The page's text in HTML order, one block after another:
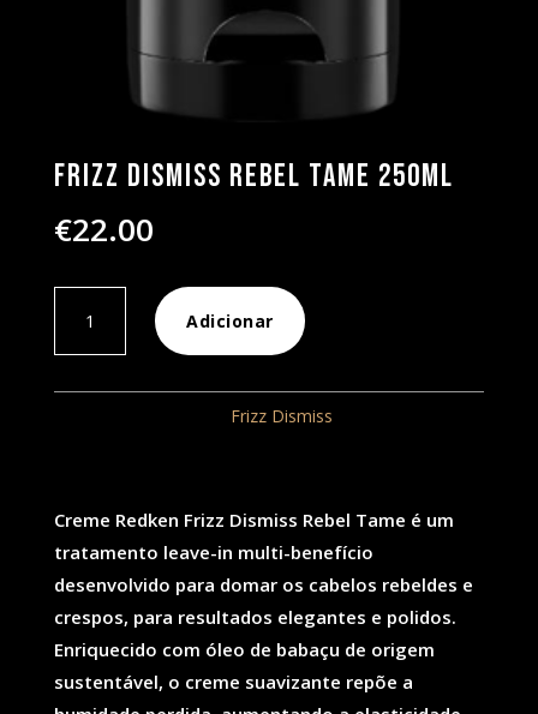
Frizz Dismiss Rebel Tame 250ml
€22.00
Dismiss
Adicionar
Frizz Dismiss
Creme Redken Frizz Dismiss Rebel Tame é um
tratamento leave-in multi-benefício
desenvolvido para domar os cabelos rebeldes e
crespos, para resultados elegantes e polidos.
Enriquecido com óleo de babaçu de origem
sustentável, o creme suavizante repõe a